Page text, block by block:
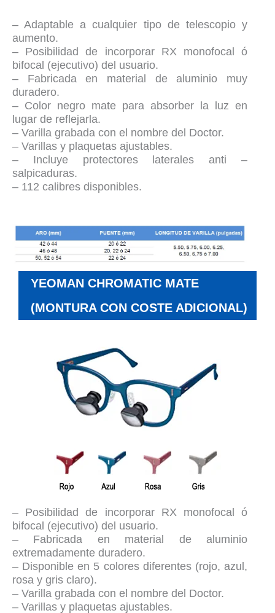
– Adaptable a cualquier tipo de telescopio y
aumento.
– Posibilidad de incorporar RX monofocal ó
bifocal (ejecutivo) del usuario.
– Fabricada en material de aluminio muy
duradero.
– Color negro mate para absorber la luz en
lugar de reflejarla.
– Varilla grabada con el nombre del Doctor.
– Varillas y plaquetas ajustables.
– Incluye protectores laterales anti –
salpicaduras.
– 112 calibres disponibles.
YEOMAN CHROMATIC MATE
(MONTURA CON COSTE ADICIONAL)
– Posibilidad de incorporar RX monofocal ó
bifocal (ejecutivo) del usuario.
– Fabricada en material de aluminio
extremadamente duradero.
– Disponible en 5 colores diferentes (rojo, azul,
rosa y gris claro).
– Varilla grabada con el nombre del Doctor.
– Varillas y plaquetas ajustables.